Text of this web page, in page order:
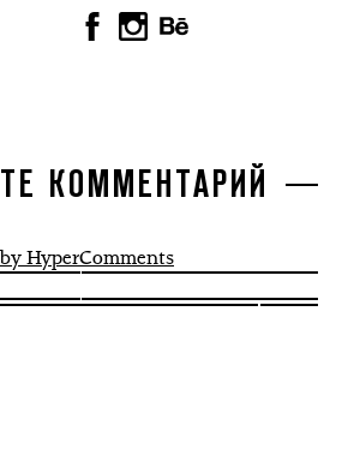
КОММЕНТАРИЙ
HyperComments